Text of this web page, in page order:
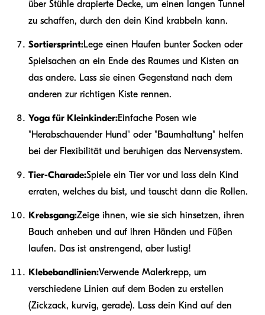
über Stühle drapierte Decke, um einen langen Tunnel
zu schaffen, durch den dein Kind krabbeln kann.
Sortiersprint:Lege einen Haufen bunter Socken oder
Spielsachen an ein Ende des Raumes und Kisten an
das andere. Lass sie einen Gegenstand nach dem
anderen zur richtigen Kiste rennen.
Yoga für Kleinkinder:Einfache Posen wie
"Herabschauender Hund" oder "Baumhaltung" helfen
bei der Flexibilität und beruhigen das Nervensystem.
Tier-Charade:Spiele ein Tier vor und lass dein Kind
erraten, welches du bist, und tauscht dann die Rollen.
Krebsgang:Zeige ihnen, wie sie sich hinsetzen, ihren
Bauch anheben und auf ihren Händen und Füßen
laufen. Das ist anstrengend, aber lustig!
Klebebandlinien:Verwende Malerkrepp, um
verschiedene Linien auf dem Boden zu erstellen
(Zickzack, kurvig, gerade). Lass dein Kind auf den